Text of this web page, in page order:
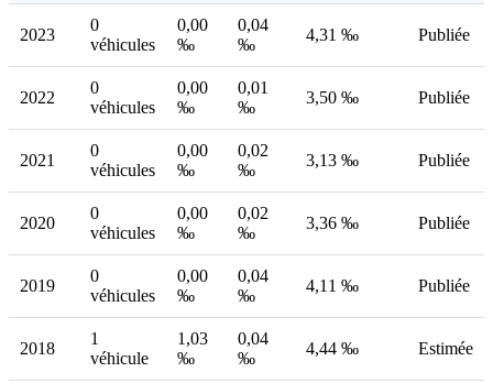
2023
0
véhicules
0,00
‰
0,04
‰
4,31 ‰ Publiée
2022
0
véhicules
0,00
‰
0,01
‰
3,50 ‰ Publiée
2021
0
véhicules
0,00
‰
0,02
‰
3,13 ‰ Publiée
2020
0
véhicules
0,00
‰
0,02
‰
3,36 ‰ Publiée
2019
0
véhicules
0,00
‰
0,04
‰
4,11 ‰ Publiée
2018
1
véhicule
1,03
‰
0,04
‰
4,44 ‰ Estimée